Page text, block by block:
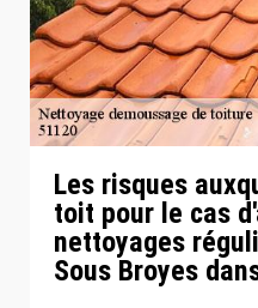
Les risques
toit pour le cas
nettoyages
Sous Broyes